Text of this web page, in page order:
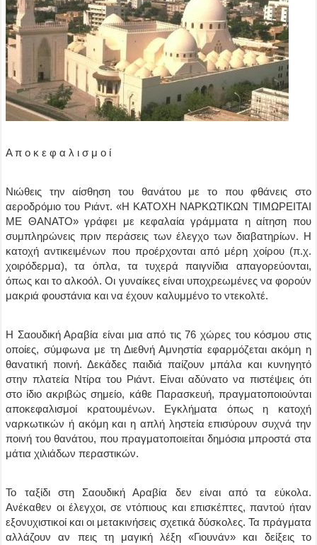
Α π ο κ ε φ α λ ι σ μ ο ί
Νιώθεις την αίσθηση του θανάτου με το που φθάνεις στο
αεροδρόμιο του Ριάντ. «Η ΚΑΤΟΧΗ ΝΑΡΚΩΤΙΚΩΝ ΤΙΜΩΡΕΙΤΑΙ
ΜΕ ΘΑΝΑΤΟ» γράφει με κεφαλαία γράμματα η αίτηση που
συμπληρώνεις πριν περάσεις των έλεγχο των διαβατηρίων. Η
κατοχή αντικειμένων που προέρχονται από μέρη χοίρου (π.χ.
χοιρόδερμα), τα όπλα, τα τυχερά παιγνίδια απαγορεύονται,
όπως και το αλκοόλ. Οι γυναίκες είναι υποχρεωμένες να φορούν
μακριά φουστάνια και να έχουν καλυμμένο το ντεκολτέ.
Η Σαουδική Αραβία είναι μια από τις 76 χώρες του κόσμου στις
οποίες, σύμφωνα με τη Διεθνή Αμνηστία εφαρμόζεται ακόμη η
θανατική ποινή. Δεκάδες παιδιά παίζουν μπάλα και κυνηγητό
στην πλατεία Ντίρα του Ριάντ. Είναι αδύνατο να πιστέψεις ότι
στο ίδιο ακριβώς σημείο, κάθε Παρασκευή, πραγματοποιούνται
αποκεφαλισμοί κρατουμένων. Εγκλήματα όπως η κατοχή
ναρκωτικών ή ακόμη και η απλή ληστεία επισύρουν συχνά την
ποινή του θανάτου, που πραγματοποιείται δημόσια μπροστά στα
μάτια χιλιάδων περαστικών.
Το ταξίδι στη Σαουδική Αραβία δεν είναι από τα εύκολα.
Ανέκαθεν οι έλεγχοι, σε ντόπιους και επισκέπτες, παντού ήταν
εξονυχιστικοί και οι μετακινήσεις σχετικά δύσκολες. Τα πράγματα
αλλάζουν αν πεις τη μαγική λέξη «Γιουνάν» και δείξεις το